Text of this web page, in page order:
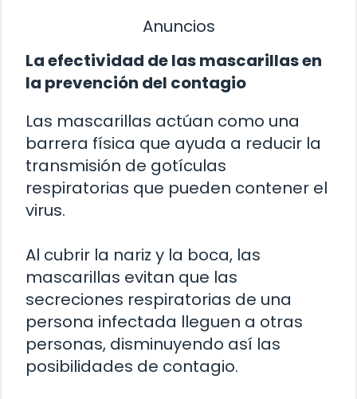
Anuncios
La efectividad de las mascarillas en
la prevención del contagio
Las mascarillas actúan como una
barrera física que ayuda a reducir la
transmisión de gotículas
respiratorias que pueden contener el
virus.
Al cubrir la nariz y la boca, las
mascarillas evitan que las
secreciones respiratorias de una
persona infectada lleguen a otras
personas, disminuyendo así las
posibilidades de contagio.